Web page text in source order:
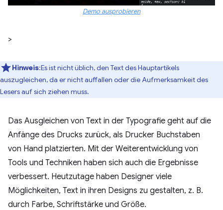
Demo ausprobieren
>
Hinweis:Es ist nicht üblich, den Text des Hauptartikels
auszugleichen, da er nicht auffallen oder die Aufmerksamkeit des
Lesers auf sich ziehen muss.
Das Ausgleichen von Text in der Typografie geht auf die
Anfänge des Drucks zurück, als Drucker Buchstaben
von Hand platzierten. Mit der Weiterentwicklung von
Tools und Techniken haben sich auch die Ergebnisse
verbessert. Heutzutage haben Designer viele
Möglichkeiten, Text in ihren Designs zu gestalten, z. B.
durch Farbe, Schriftstärke und Größe.